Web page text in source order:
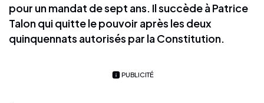
pour un mandat de sept ans. Il succède à Patrice
Talon qui quitte le pouvoir après les deux
quinquennats autorisés par la Constitution.
PUBLICITÉ